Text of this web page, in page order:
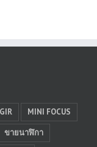
MINI FOCUS
ขายนาฬิกา